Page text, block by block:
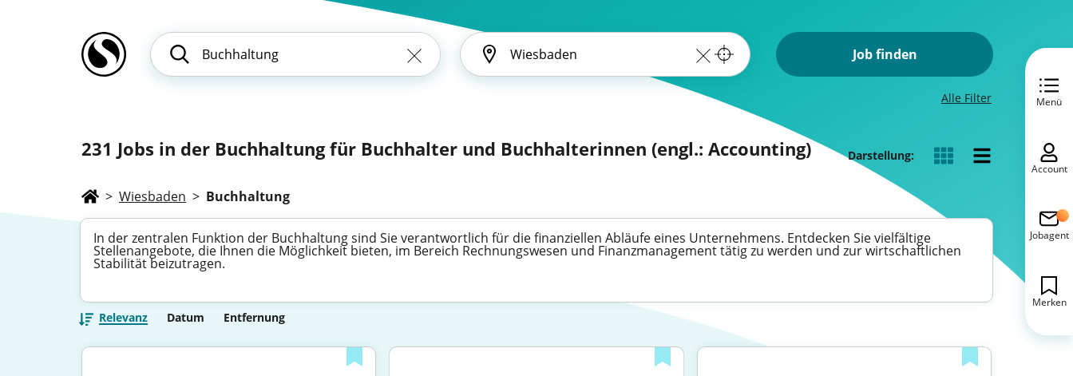
Job finden
Alle Filter
231 Jobs in der Buchhaltung für Buchhalter und Buchhalterinnen (engl.: Accounting) Darstellung:
> Wiesbaden > Buchhaltung
In der zentralen Funktion der Buchhaltung sind Sie verantwortlich für die finanziellen Abläufe eines Unternehmens. Entdecken Sie vielfältige
Stellenangebote, die Ihnen die Möglichkeit bieten, im Bereich Rechnungswesen und Finanzmanagement tätig zu werden und zur wirtschaftlichen
Stabilität beizutragen.
Relevanz Datum Entfernung
Menü
Account
Jobagent
Merken